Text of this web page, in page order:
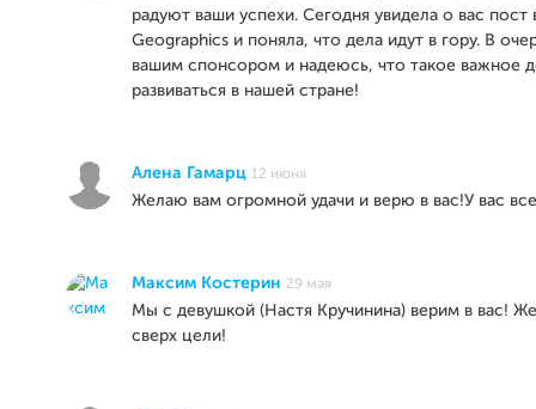
радуют ваши успехи. Сегодня увидела о вас пост
Geographics и поняла, что дела идут в гору. В
вашим спонсором и надеюсь, что такое важное
развиваться в нашей стране!
Алена Гамарц 12 июня
Желаю вам огромной удачи и верю в вас!У вас
Максим Костерин 29 мая
Мы с девушкой (Настя Кручинина) верим в вас!
сверх цели!